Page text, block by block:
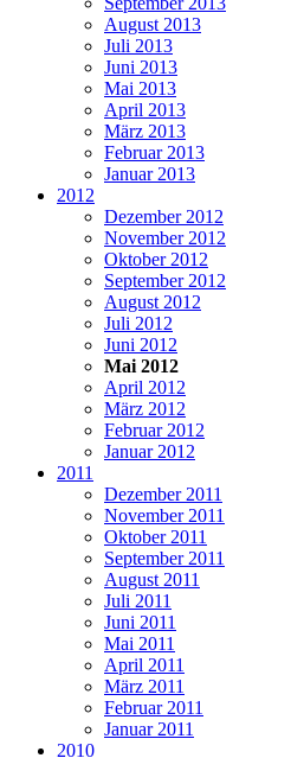
August 2013
Juli 2013
Juni 2013
Mai 2013
April 2013
März 2013
Februar 2013
Januar 2013
2012
Dezember 2012
November 2012
Oktober 2012
September 2012
August 2012
Juli 2012
Juni 2012
Mai 2012
April 2012
März 2012
Februar 2012
Januar 2012
2011
Dezember 2011
November 2011
Oktober 2011
September 2011
August 2011
Juli 2011
Juni 2011
Mai 2011
April 2011
März 2011
Februar 2011
Januar 2011
2010